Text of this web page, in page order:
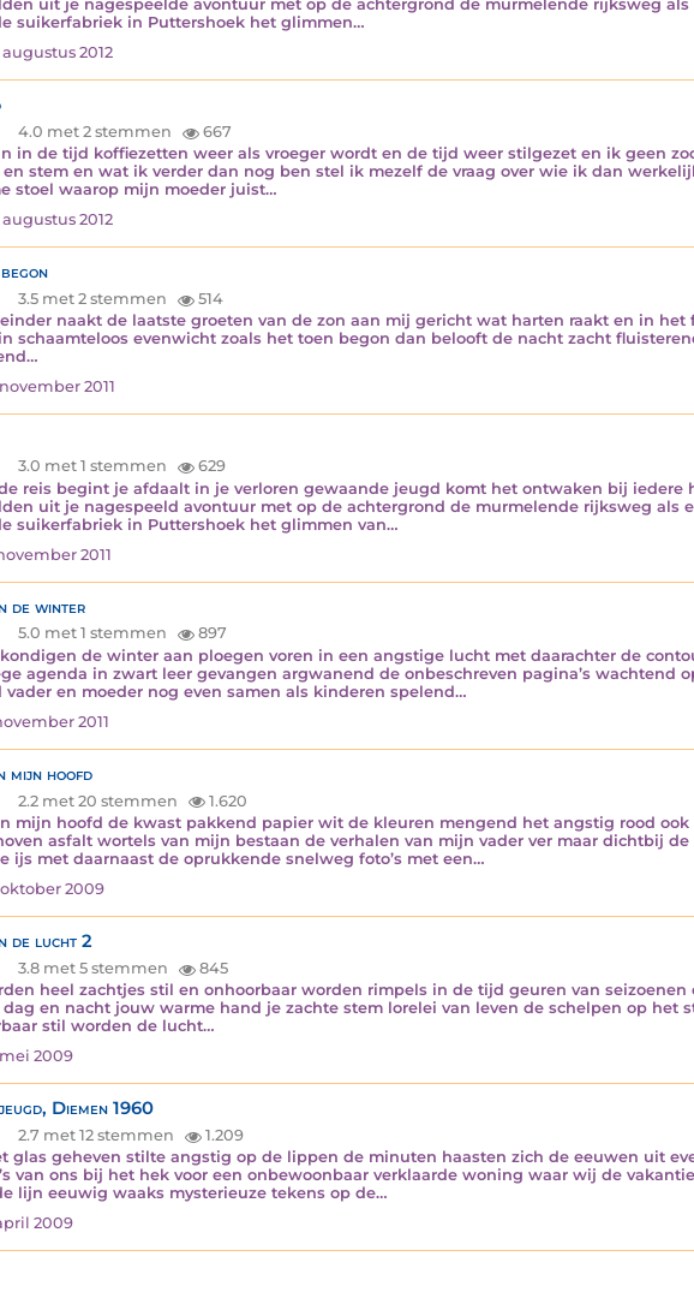
uit je nagespeelde avontuur met op de achtergrond de murmelende rijksweg
suikerfabriek in Puttershoek het glimmen…
augustus 2012
4.0 met 2 stemmen
667
in de tijd koffiezetten weer als vroeger wordt en de tijd weer stilgezet en ik geen
stem en wat ik verder dan nog ben stel ik mezelf de vraag over wie ik dan
stoel waarop mijn moeder juist…
augustus 2012
3.5 met 2 stemmen
514
naakt de laatste groeten van de zon aan mij gericht wat harten raakt en in
schaamteloos evenwicht zoals het toen begon dan belooft de nacht zacht
november 2011
3.0 met 1 stemmen
629
reis begint je afdaalt in je verloren gewaande jeugd komt het ontwaken bij iedere
uit je nagespeeld avontuur met op de achtergrond de murmelende rijksweg als
suikerfabriek in Puttershoek het glimmen van…
2011
de winter
5.0 met 1 stemmen
897
de winter aan ploegen voren in een angstige lucht met daarachter de
agenda in zwart leer gevangen argwanend de onbeschreven pagina’s wachtend
en moeder nog even samen als kinderen spelend…
2011
mijn hoofd
2.2 met 20 stemmen
1.620
mijn hoofd de kwast pakkend papier wit de kleuren mengend het angstig rood
asfalt wortels van mijn bestaan de verhalen van mijn vader ver maar dichtbij
ijs met daarnaast de oprukkende snelweg foto’s met een…
oktober 2009
de lucht 2
3.8 met 5 stemmen
845
heel zachtjes stil en onhoorbaar worden rimpels in de tijd geuren van
en nacht jouw warme hand je zachte stem lorelei van leven de schelpen op het
stil worden de lucht…
mei 2009
Diemen 1960
2.7 met 12 stemmen
1.209
glas geheven stilte angstig op de lippen de minuten haasten zich de eeuwen uit
van ons bij het hek voor een onbewoonbaar verklaarde woning waar wij de
lijn eeuwig waaks mysterieuze tekens op de…
2009